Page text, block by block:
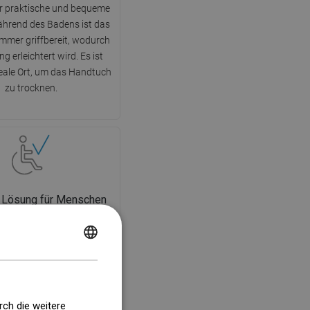
praktische und bequeme
des Badens ist das
griffbereit, wodurch
erleichtert wird. Es ist
Ort, um das Handtuch
zu trocknen.
für Menschen
Duschwand ist die ideale
eliminiert, Schwellen
die weitere